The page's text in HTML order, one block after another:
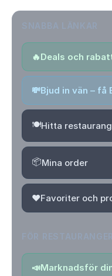
🔥Deals och
💸Bjud in vän – få
🍽️Hitta restaurang
📦Mina order
❤️Favoriter och
📣Marknadsför